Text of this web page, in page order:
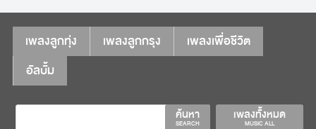
เพลงลูกทุ่ง เพลงลูกกรุง
เพลงเพื่อชีวิต
อัลบั้ม
เพลงทั้งหมด
MUSIC ALL
ค้นหา
SEARCH